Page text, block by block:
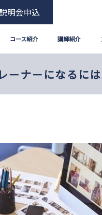
明会申込
コース紹介 講師紹介
ーナーになるに